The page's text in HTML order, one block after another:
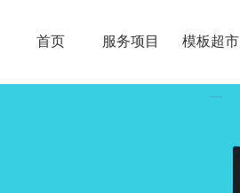
首页 服务项目 模板超市